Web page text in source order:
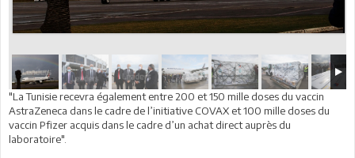
"La Tunisie recevra également entre 200 et 150 mille doses du vaccin
AstraZeneca dans le cadre de l’initiative COVAX et 100 mille doses du
vaccin Pfizer acquis dans le cadre d’un achat direct auprès du
laboratoire".